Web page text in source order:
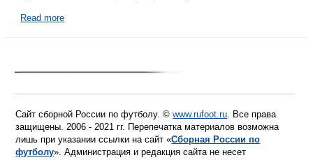
Read more
Сайт сборной России по футболу. ©www.rufoot.ru. Все права
защищены. 2006 - 2021 гг. Перепечатка материалов возможна
лишь при указании ссылки на сайт «Сборная России по
футболу». Администрация и редакция сайта не несет